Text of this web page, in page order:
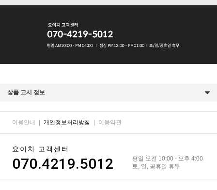
상품 고시 정보
이용안내 개인정보처리방침 이용약관
요이치 고객센터
070.4219.5012
평일 오전 10:00 - 오후 4:00
토, 일, 공휴일 휴무